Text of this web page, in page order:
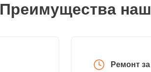
Преимущества
Ремонт